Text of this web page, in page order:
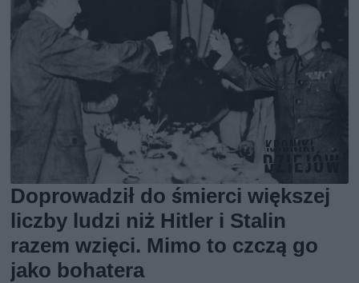
Doprowadził do śmierci większej
liczby ludzi niż Hitler i Stalin
razem wzięci. Mimo to czczą go
jako bohatera